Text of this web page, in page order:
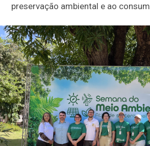
preservação ambiental e ao